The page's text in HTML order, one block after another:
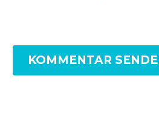
KOMMENTAR